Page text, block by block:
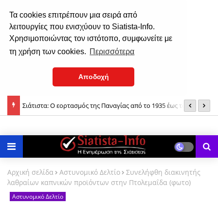
Τα cookies επιτρέπουν μια σειρά από
λειτουργίες που ενισχύουν το Siatista-Info.
Χρησιμοποιώντας τον ιστότοπο, συμφωνείτε με
τη χρήση των cookies. Περισσότερα
Αποδοχή
Δημόσια Βιβλιοθήκη: Γιορτή λήξης «Το βιβλίο θησαυρός» (φωτο)
Αρχική σελίδα Αστυνομικό Δελτίο
Συνελήφθη διακινητής
λαθραίων καπνικών προϊόντων στην Πτολεμαΐδα (φωτο)
Αστυνομικό Δελτίο